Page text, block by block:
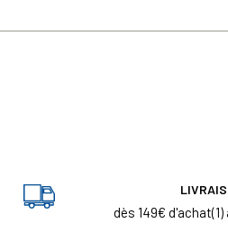
dès 149€